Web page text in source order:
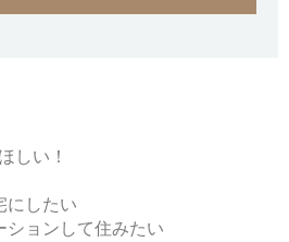
しい！
したい
ョンして住みたい